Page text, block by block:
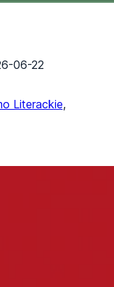
06-22
Literackie,